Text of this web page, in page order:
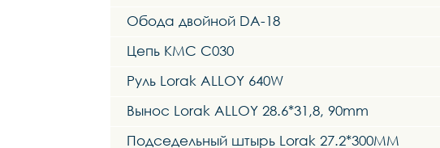
Обода двойной DA-18
Цепь KMC C030
Руль Lorak ALLOY 640W
Вынос Lorak ALLOY 28.6*31,8, 90mm
Подседельный штырь Lorak 27.2*300MM